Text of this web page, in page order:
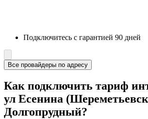
Подключитесь с гарантией 90 дней
Все провайдеры по адресу
Как подключить тариф
ул Есенина
Долгопрудный?